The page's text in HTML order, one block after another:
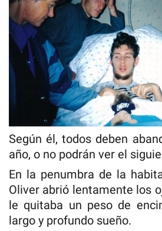
Según él, todos deben
año, o no podrán ver el
En la penumbra de la
Oliver abrió lentamente los
le quitaba un peso de
largo y profundo sueño.